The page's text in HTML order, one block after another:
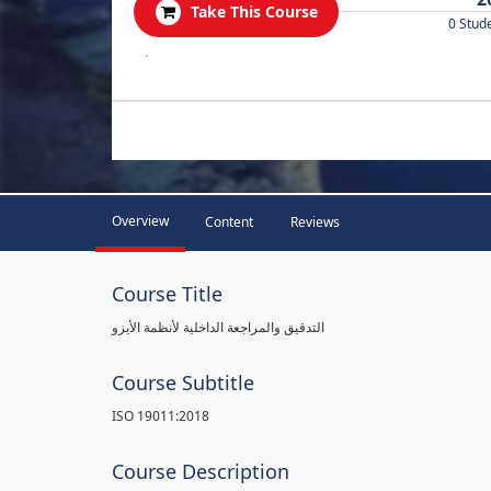
Take This Course
0
.
Overview Content Reviews
Course Title
التدقيق والمراجعة الداخلية لأنظمة الأيزو
Course Subtitle
ISO 19011:2018
Course Description